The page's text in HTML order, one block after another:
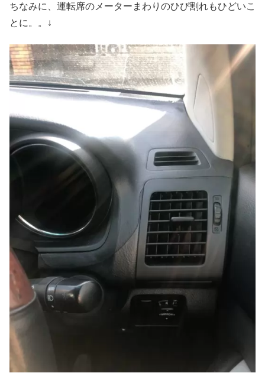
ちなみに、運転席のメーターまわりのひび割れもひどいこ
とに。。↓